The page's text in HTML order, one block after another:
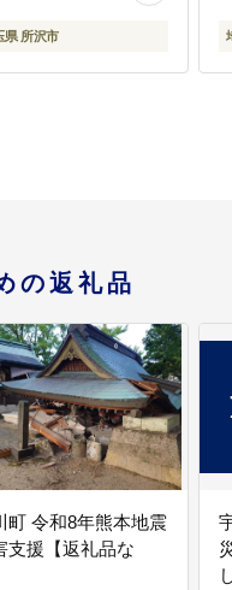
県 所沢市
の返礼品
町 令和8年熊本地震
支援【返礼品な